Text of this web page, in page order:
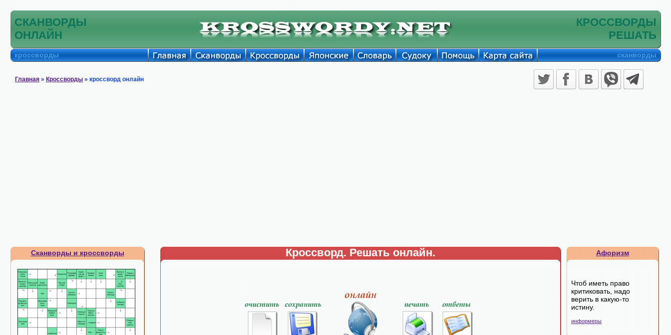
СКАНВОРДЫ
ОНЛАЙН
КРОССВОРДЫ
РЕШАТЬ
кроссворды сканворды
Главная » Кроссворды » кроссворд онлайн
Сканворды и кроссворды Кроссворд. Решать онлайн. Афоризм
Чтоб иметь право
критиковать, надо
верить в какую-то
истину.
информеры